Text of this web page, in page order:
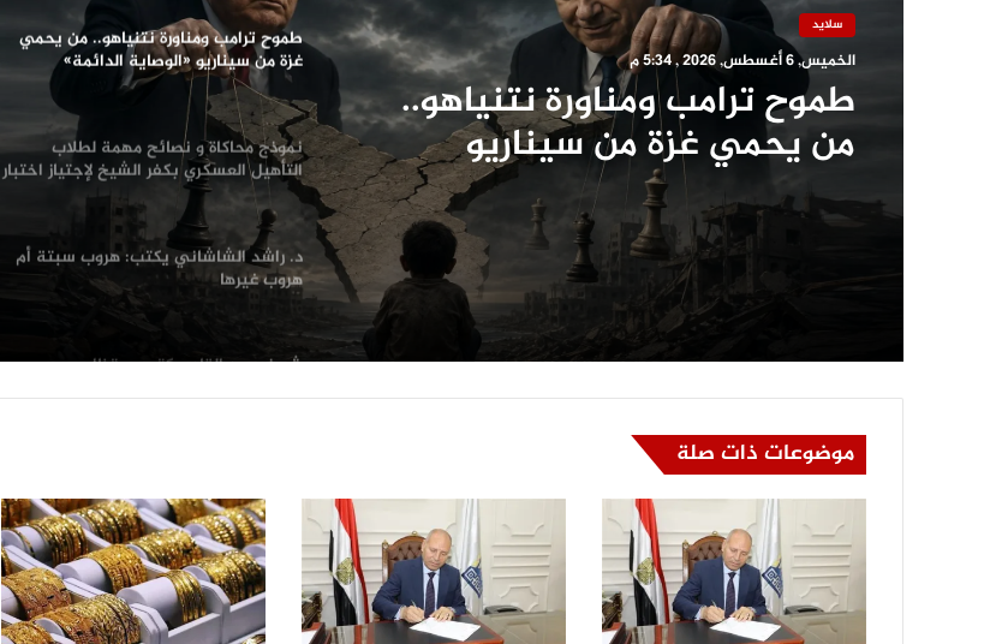
سلايد
الخميس, 6 أغسطس, 2026 , 5:34 م
طموح ترامب ومناورة نتنياهو..
من يحمي غزة من سيناريو
«الوصاية الدائمة» والتفكيك؟
سلايد
الخميس, 6 أغسطس, 2026 , 5:12 م
نموذج محاكاة و نصائح مهمة
لطلاب التأهيل العسكري بكفر
الشيخ لإجتياز اختبار السمات
نموذج محاكاة و نصائح مهمة لطلاب
التأهيل العسكري بكفر الشيخ لإجتياز اختبار
السمات
د. راشد الشاشاني يكتب: هروب سبتة أم
هروب غيرها
شريف عبد القادر يكتب: ستظل مصر
شامخة بإذن الله تعالى
د. ناجح إبراهيم يكتب: حينما يتألق
غزة من سيناريو «الوصاية الدائمة»
والتفكيك؟
نموذج محاكاة و نصائح مهمة لطلاب
التأهيل العسكري بكفر الشيخ لإجتياز اختبار
السمات
موضوعات ذات صلة